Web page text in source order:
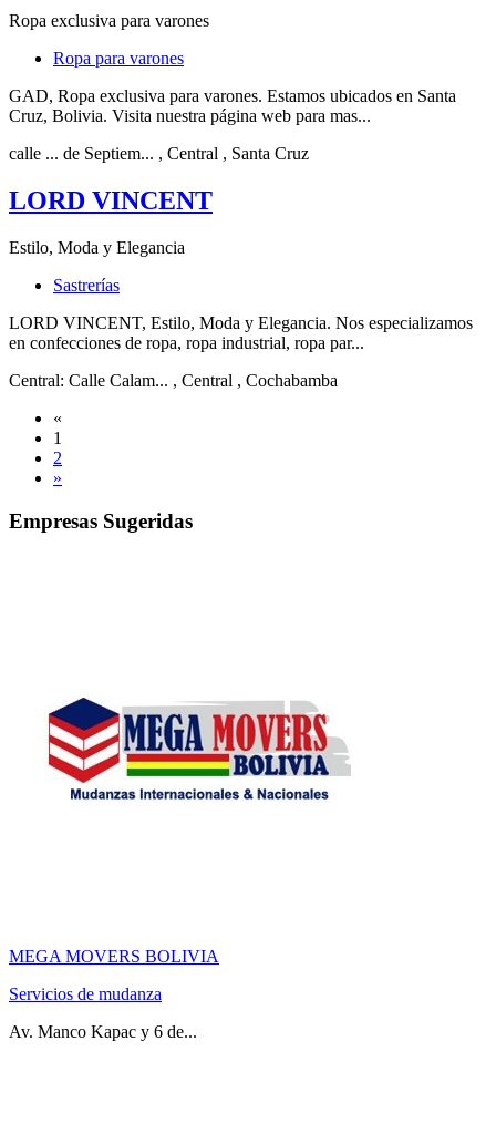
Ropa exclusiva para varones
Ropa para varones
GAD, Ropa exclusiva para varones. Estamos ubicados en Santa
Cruz, Bolivia. Visita nuestra página web para mas...
calle ... de Septiem... , Central , Santa Cruz
LORD VINCENT
Estilo, Moda y Elegancia
Sastrerías
LORD VINCENT, Estilo, Moda y Elegancia. Nos especializamos
en confecciones de ropa, ropa industrial, ropa par...
Central: Calle Calam... , Central , Cochabamba
«
1
2
»
Empresas Sugeridas
MEGA MOVERS BOLIVIA
Servicios de mudanza
Av. Manco Kapac y 6 de...